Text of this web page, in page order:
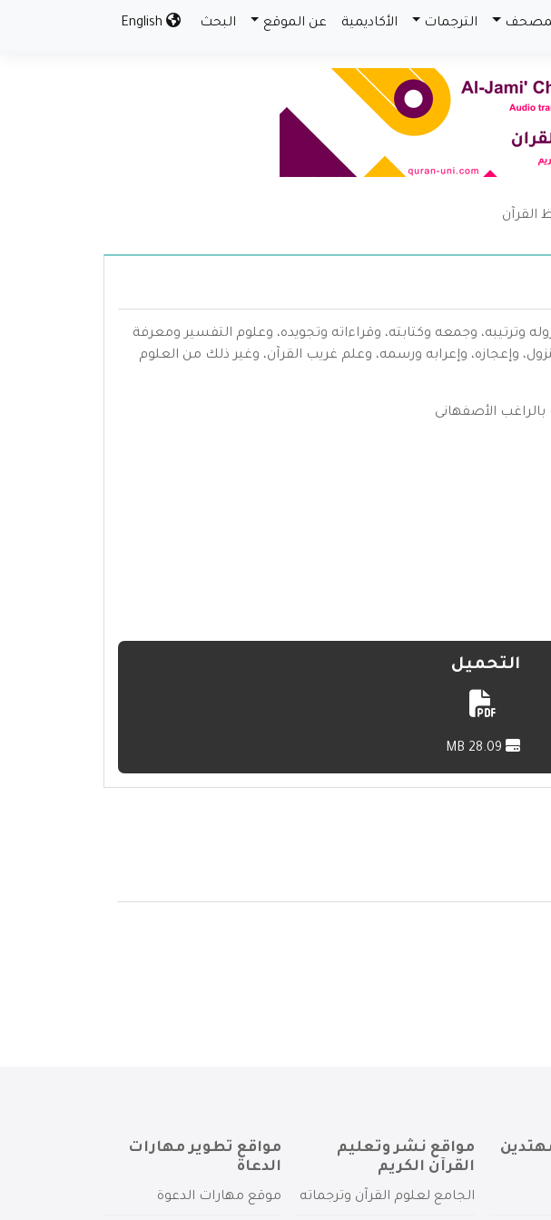
الترجمات الأكاديمية عن الموقع البحث
القرآن
وترتيبه، وجمعه وكتابته، وقراءاته وتجويده، وعلوم التفسير ومعرفة
وإعجازه، وإعرابه ورسمه، وعلم غريب القرآن، وغير ذلك من العلوم
الأصفهانى
التحميل
مواقع نشر وتعليم
القرآن الكريم
الجامع لعلوم القرآن وترجماته
مواقع تطوير مهارات
الدعاة
موقع مهارات الدعوة